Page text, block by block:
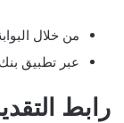
من خلال
عبر تطبيق
رابط